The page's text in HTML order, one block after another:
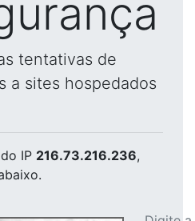
tentativas de
a sites hospedados
do IP 216.73.216.236,